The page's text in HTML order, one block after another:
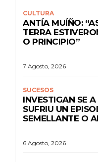
CULTURA
ANTÍA MUÍÑO:
TERRA
O PRINCIPIO”
7 Agosto, 2026
SUCESOS
INVESTIGAN SE
SUFRIU UN
SEMELLANTE O
6 Agosto, 2026